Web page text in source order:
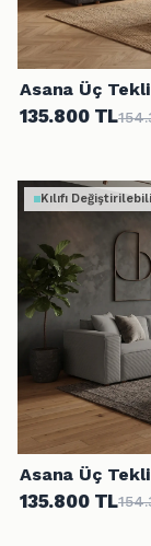
Asana Üç
135.800 TL
Kılıfı
Asana Üç
135.800 TL